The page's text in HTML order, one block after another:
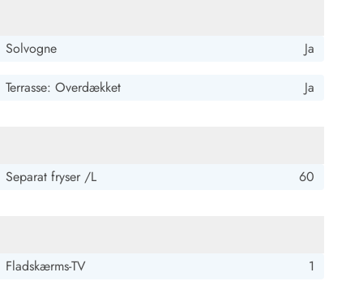
Solvogne Ja
Terrasse: Overdækket Ja
Separat fryser /L 60
Fladskærms-TV 1